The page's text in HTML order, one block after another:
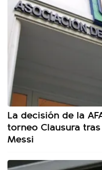
La decisión de la
torneo Clausura
Messi